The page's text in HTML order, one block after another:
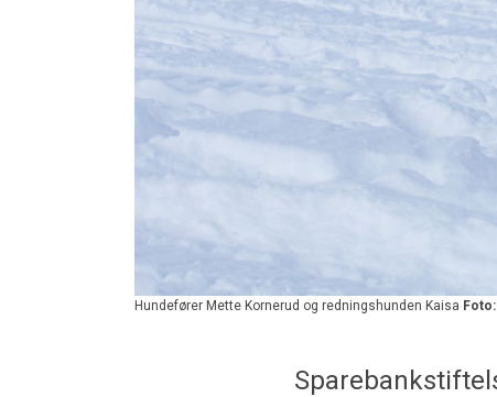
Hundefører Mette Kornerud og redningshunden Kaisa Foto: